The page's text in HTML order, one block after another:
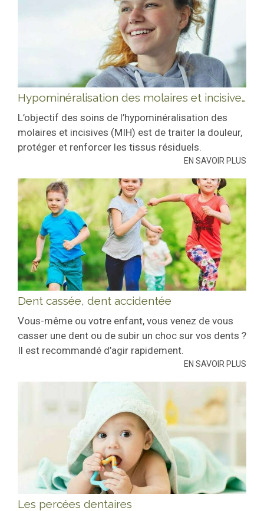
Hypominéralisation des molaires et incisives (mih) : quels soins ?
L’objectif des soins de l’hypominéralisation des
molaires et incisives (MIH) est de traiter la douleur,
protéger et renforcer les tissus résiduels.
EN SAVOIR PLUS
Dent cassée, dent accidentée
Vous-même ou votre enfant, vous venez de vous
casser une dent ou de subir un choc sur vos dents ?
Il est recommandé d’agir rapidement.
EN SAVOIR PLUS
Les percées dentaires